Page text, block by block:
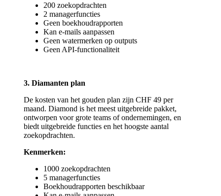
200 zoekopdrachten
2 managerfuncties
Geen boekhoudrapporten
Kan e-mails aanpassen
Geen watermerken op outputs
Geen API-functionaliteit
3. Diamanten plan
De kosten van het gouden plan zijn CHF 49 per
maand. Diamond is het meest uitgebreide pakket,
ontworpen voor grote teams of ondernemingen, en
biedt uitgebreide functies en het hoogste aantal
zoekopdrachten.
Kenmerken:
1000 zoekopdrachten
5 managerfuncties
Boekhoudrapporten beschikbaar